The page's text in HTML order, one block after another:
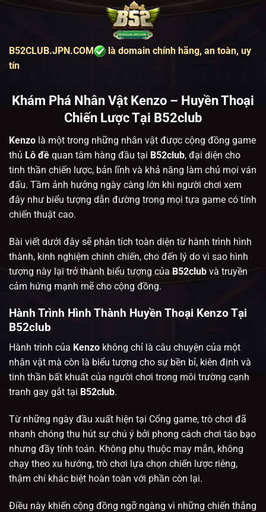
dung
B52CLUB.JPN.COM
là domain chính hãng, an toàn, uy
tín
Khám Phá Nhân Vật Kenzo – Huyền Thoại
Chiến Lược Tại B52club
Kenzo là một trong những nhân vật được cộng đồng game
thủ Lô đề quan tâm hàng đầu tại B52club, đại diện cho
tinh thần chiến lược, bản lĩnh và khả năng làm chủ mọi ván
đấu. Tầm ảnh hưởng ngày càng lớn khi người chơi xem
đây như biểu tượng dẫn đường trong mọi tựa game có tính
chiến thuật cao.
Bài viết dưới đây sẽ phân tích toàn diện từ hành trình hình
thành, kinh nghiệm chinh chiến, cho đến lý do vì sao hình
tượng này lại trở thành biểu tượng củaB52club và truyền
cảm hứng mạnh mẽ cho cộng đồng.
Hành Trình Hình Thành Huyền Thoại Kenzo Tại
B52club
Hành trình của Kenzo không chỉ là câu chuyện của một
nhân vật mà còn là biểu tượng cho sự bền bỉ, kiên định và
tinh thần bất khuất của người chơi trong môi trường cạnh
tranh gay gắt tại B52club.
Từ những ngày đầu xuất hiện tại Cổng game, trò chơi đã
nhanh chóng thu hút sự chú ý bởi phong cách chơi táo bạo
nhưng đầy tính toán. Không phụ thuộc may mắn, không
chạy theo xu hướng, trò chơi lựa chọn chiến lược riêng,
thậm chí khác biệt hoàn toàn với phần còn lại.
Điều này khiến cộng đồng ngỡ ngàng vì những chiến thắng